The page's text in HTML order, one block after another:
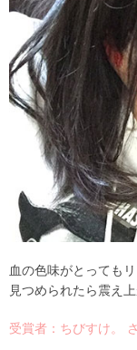
血の色味がとっても
見つめられたら震え
受賞者：ちびすけ。